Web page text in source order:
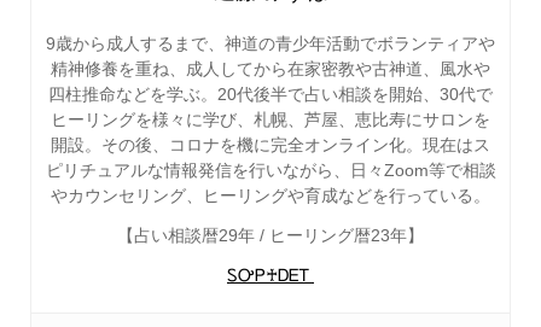
9歳から成人するまで、神道の青少年活動でボランティアや
精神修養を重ね、成人してから在家密教や古神道、風水や
四柱推命などを学ぶ。20代後半で占い相談を開始、30代で
ヒーリングを様々に学び、札幌、芦屋、恵比寿にサロンを
開設。その後、コロナを機に完全オンライン化。現在はス
ピリチュアルな情報発信を行いながら、日々Zoom等で相談
やカウンセリング、ヒーリングや育成などを行っている。
【占い相談暦29年 / ヒーリング暦23年】
ᏚᎤᏢ♰ᎠᎬᎢ